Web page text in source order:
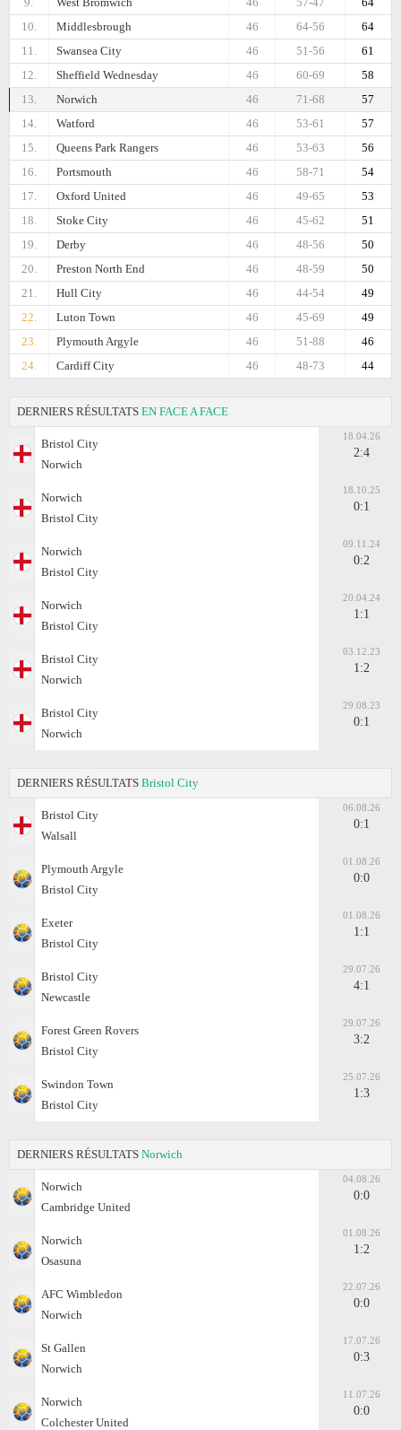
10.
Middlesbrough 64
64-56
46
11.
Swansea City 61
51-56
46
12.
Sheffield Wednesday 58
60-69
46
13.
Norwich 57
71-68
46
14.
Watford 57
53-61
46
15.
Queens Park Rangers 56
53-63
46
16.
Portsmouth 54
58-71
46
17.
Oxford United 53
49-65
46
18.
Stoke City 51
45-62
46
19.
Derby 50
48-56
46
20.
Preston North End 50
48-59
46
21.
Hull City 49
44-54
46
22.
Luton Town 49
45-69
46
23.
Plymouth Argyle 46
51-88
46
24.
Cardiff City 44
48-73
46
DERNIERS RÉSULTATS EN FACE A FACE
Bristol City
Norwich
18.04.26
2:4
Norwich
Bristol City
18.10.25
0:1
Norwich
Bristol City
09.11.24
0:2
Norwich
Bristol City
20.04.24
1:1
Bristol City
Norwich
03.12.23
1:2
Bristol City
Norwich
29.08.23
0:1
DERNIERS RÉSULTATS Bristol City
Bristol City
Walsall
06.08.26
0:1
Plymouth Argyle
Bristol City
01.08.26
0:0
Exeter
Bristol City
01.08.26
1:1
Bristol City
Newcastle
29.07.26
4:1
Forest Green Rovers
Bristol City
29.07.26
3:2
Swindon Town
Bristol City
25.07.26
1:3
DERNIERS RÉSULTATS Norwich
Norwich
Cambridge United
04.08.26
0:0
Norwich
Osasuna
01.08.26
1:2
AFC Wimbledon
Norwich
22.07.26
0:0
St Gallen
Norwich
17.07.26
0:3
Norwich
Colchester United
11.07.26
0:0